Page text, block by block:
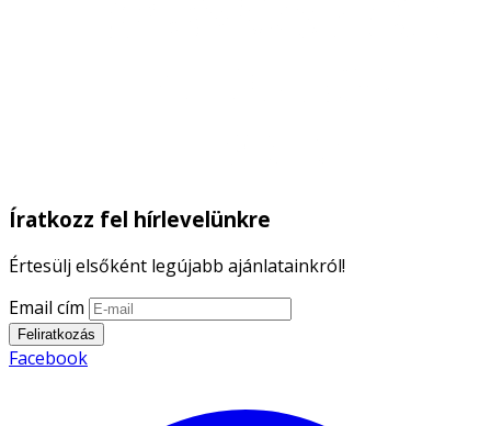
Íratkozz fel hírlevelünkre
Értesülj elsőként legújabb ajánlatainkról!
Email cím
Feliratkozás
Facebook